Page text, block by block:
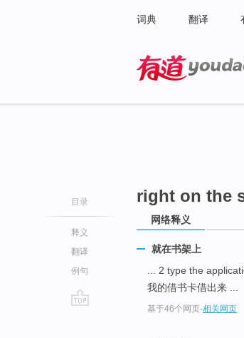
词典 翻译
目录
释义
翻译
例句
right on the
网络释义
就在书架上
... 2 type the
我的借书卡借出来 ...
基于46个网页-相关网页